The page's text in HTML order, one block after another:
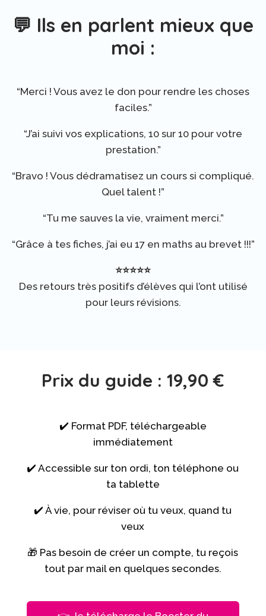
💬 Ils en parlent mieux que
moi :
“Merci ! Vous avez le don pour rendre les choses
faciles.”
“J’ai suivi vos explications, 10 sur 10 pour votre
prestation.”
“Bravo ! Vous dédramatisez un cours si compliqué.
Quel talent !”
“Tu me sauves la vie, vraiment merci.”
“Grâce à tes fiches, j’ai eu 17 en maths au brevet !!!”
⭐⭐⭐⭐⭐
Des retours très positifs d’élèves qui l’ont utilisé
pour leurs révisions.
Prix du guide : 19,90 €
✔️ Format PDF, téléchargeable
immédiatement
✔️ Accessible sur ton ordi, ton téléphone ou
ta tablette
✔️ À vie, pour réviser où tu veux, quand tu
veux
🎁 Pas besoin de créer un compte, tu reçois
tout par mail en quelques secondes.